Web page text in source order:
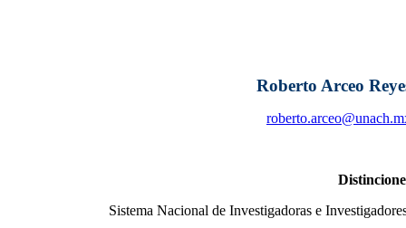
Roberto Arceo
Sistema Nacional de Investigadoras e